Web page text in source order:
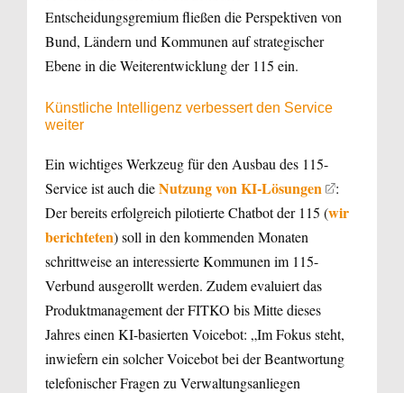
Entscheidungsgremium fließen die Perspektiven von
Bund, Ländern und Kommunen auf strategischer
Ebene in die Weiterentwicklung der 115 ein.
Künstliche Intelligenz verbessert den Service
weiter
Ein wichtiges Werkzeug für den Ausbau des 115-
Service ist auch dieNutzung von KI-Lösungen
:
Der bereits erfolgreich pilotierte Chatbot der 115 (wir
berichteten) soll in den kommenden Monaten
schrittweise an interessierte Kommunen im 115-
Verbund ausgerollt werden. Zudem evaluiert das
Produktmanagement der FITKO bis Mitte dieses
Jahres einen KI-basierten Voicebot: „Im Fokus steht,
inwiefern ein solcher Voicebot bei der Beantwortung
telefonischer Fragen zu Verwaltungsanliegen